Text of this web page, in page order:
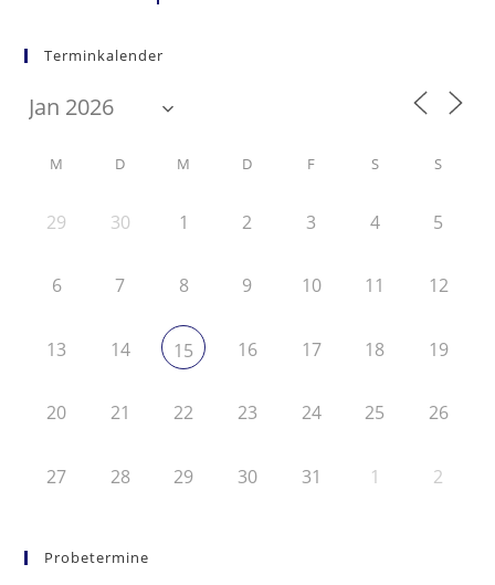
Terminkalender
M D M D F S S
29 30 1 2 3 4 5
6 7 8 9 10 11 12
13 14 15 16 17 18 19
20 21 22 23 24 25 26
27 28 29 30 31 1 2
Probetermine